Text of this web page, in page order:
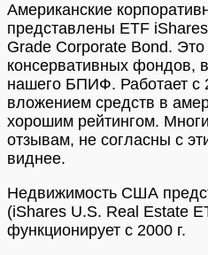
Американские
представлены ETF
Grade Corporate Bond.
консервативных фондов,
нашего БПИФ. Работает с
вложением средств в
хорошим рейтингом.
отзывам, не согласны с
виднее.
Недвижимость США
(iShares U.S. Real Estate
функционирует с 2000 г.